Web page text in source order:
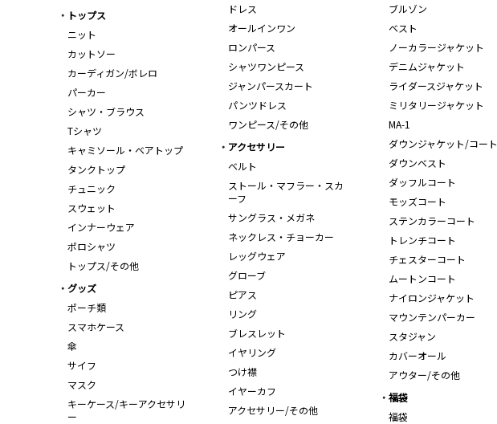
トップス
ニット
カットソー
カーディガン/ボレロ
パーカー
シャツ・ブラウス
Tシャツ
キャミソール・ベアトップ
タンクトップ
チュニック
スウェット
インナーウェア
ポロシャツ
トップス/その他
ドレス
オールインワン
ロンパース
シャツワンピース
ジャンパースカート
パンツドレス
ワンピース/その他
ブルゾン
ベスト
ノーカラージャケット
デニムジャケット
ライダースジャケット
ミリタリージャケット
MA-1
ダウンジャケット/コート
ダウンベスト
ダッフルコート
モッズコート
ステンカラーコート
トレンチコート
チェスターコート
ムートンコート
ナイロンジャケット
マウンテンパーカー
スタジャン
カバーオール
アウター/その他
アクセサリー
ベルト
ストール・マフラー・スカ
ーフ
サングラス・メガネ
ネックレス・チョーカー
レッグウェア
グローブ
ピアス
リング
ブレスレット
イヤリング
つけ襟
イヤーカフ
アクセサリー/その他
グッズ
ポーチ類
スマホケース
傘
サイフ
マスク
キーケース/キーアクセサリ
ー
福袋
福袋